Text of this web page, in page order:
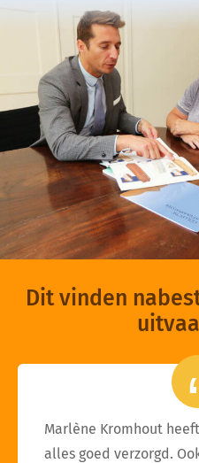
Dit vinden
Marlène Kromhout
alles goed verzorgd.